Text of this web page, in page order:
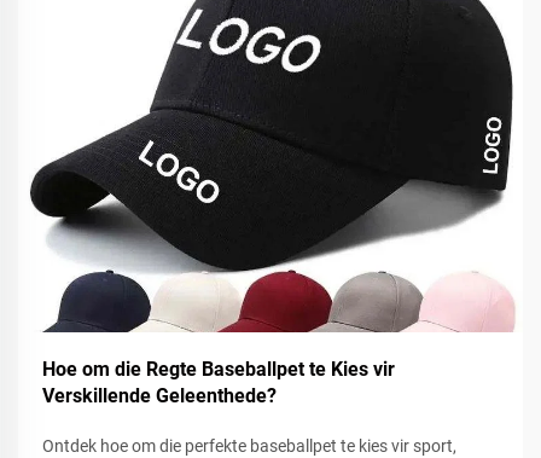
Hoe om die Regte Baseballpet te Kies vir
Verskillende Geleenthede?
Ontdek hoe om die perfekte baseballpet te kies vir sport,